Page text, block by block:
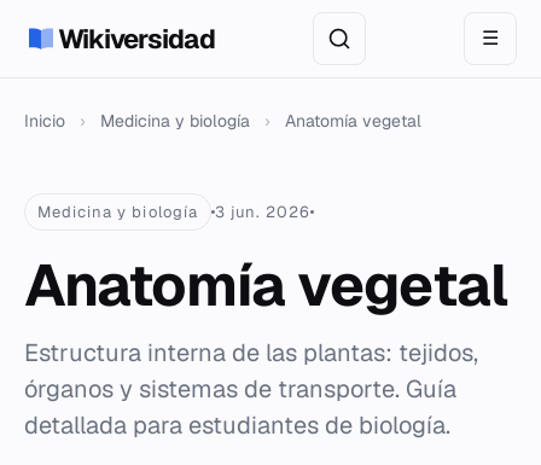
Wikiversidad ☰
Inicio › Medicina y biología › Anatomía vegetal
Medicina y biología 3 jun. 2026
Anatomía vegetal
Estructura interna de las plantas: tejidos,
órganos y sistemas de transporte. Guía
detallada para estudiantes de biología.